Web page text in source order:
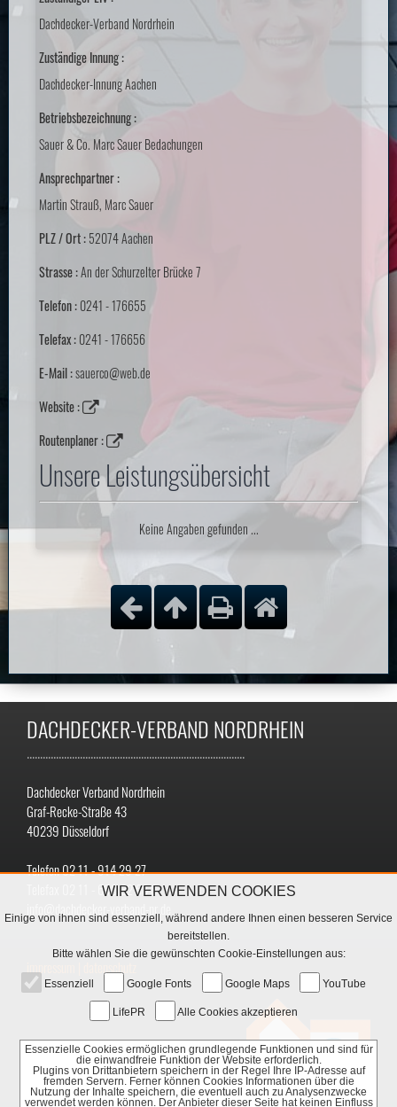
Dachdecker-Verband Nordrhein
Zuständige Innung :
Dachdecker-Innung Aachen
Betriebsbezeichnung :
Sauer & Co. Marc Sauer Bedachungen
Ansprechpartner :
Martin Strauß, Marc Sauer
PLZ / Ort :52074 Aachen
Strasse :An der Schurzelter Brücke 7
Telefon :0241 - 176655
Telefax :0241 - 176656
E-Mail :sauerco@web.de
Website :
Routenplaner :
Unsere Leistungsübersicht
Keine Angaben gefunden ...
DACHDECKER-VERBAND NORDRHEIN
..................................................................................
Dachdecker Verband Nordrhein
Graf-Recke-Straße 43
40239 Düsseldorf
Telefon 02 11 - 914 29 27
Telefax 02 11 - 699 32 68 8WIR VERWENDEN COOKIES
Einige von ihnen sind essenziell, während andere Ihnen einen besseren Service
bereitstellen.
Bitte wählen Sie die gewünschten Cookie-Einstellungen aus:
Essenziell Google Fonts Google Maps YouTube
LifePR Alle Cookies akzeptieren
Essenzielle Cookies ermöglichen grundlegende Funktionen und sind für
die einwandfreie Funktion der Website erforderlich.
Plugins von Drittanbietern speichern in der Regel Ihre IP-Adresse auf
fremden Servern. Ferner können Cookies Informationen über die
Nutzung der Inhalte speichern, die eventuell auch zu Analysenzwecke
verwendet werden können. Der Anbieter dieser Seite hat keinen Einfluss